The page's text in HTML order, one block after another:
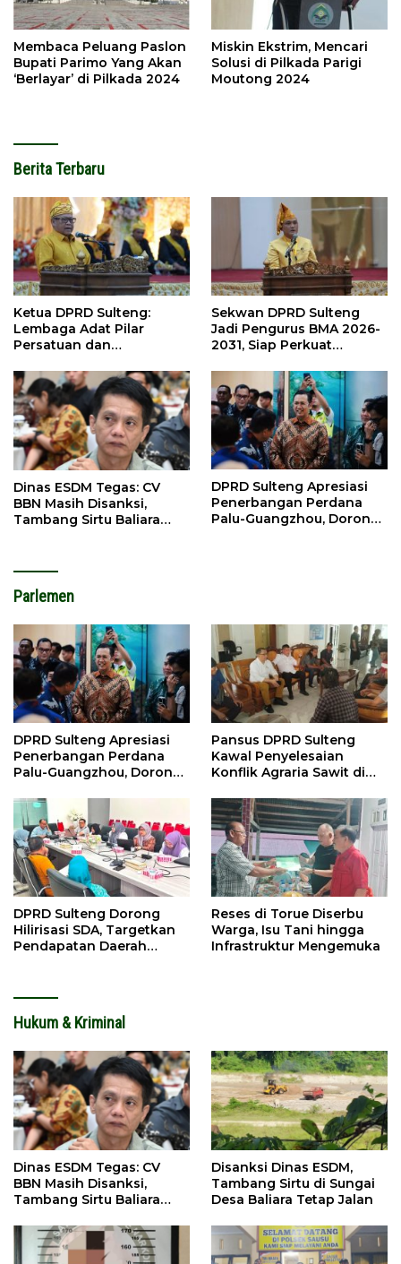
Membaca Peluang Paslon
Bupati Parimo Yang Akan
‘Berlayar’ di Pilkada 2024
Miskin Ekstrim, Mencari
Solusi di Pilkada Parigi
Moutong 2024
Berita Terbaru
Ketua DPRD Sulteng:
Lembaga Adat Pilar
Persatuan dan
Sekwan DPRD Sulteng
Jadi Pengurus BMA 2026-
2031, Siap Perkuat
Dinas ESDM Tegas: CV
BBN Masih Disanksi,
Tambang Sirtu Baliara
DPRD Sulteng Apresiasi
Penerbangan Perdana
Palu-Guangzhou, Dorong
Parlemen
DPRD Sulteng Apresiasi
Penerbangan Perdana
Palu-Guangzhou, Dorong
Pansus DPRD Sulteng
Kawal Penyelesaian
Konflik Agraria Sawit di
DPRD Sulteng Dorong
Hilirisasi SDA, Targetkan
Pendapatan Daerah
Reses di Torue Diserbu
Warga, Isu Tani hingga
Infrastruktur Mengemuka
Hukum & Kriminal
Dinas ESDM Tegas: CV
BBN Masih Disanksi,
Tambang Sirtu Baliara
Disanksi Dinas ESDM,
Tambang Sirtu di Sungai
Desa Baliara Tetap Jalan